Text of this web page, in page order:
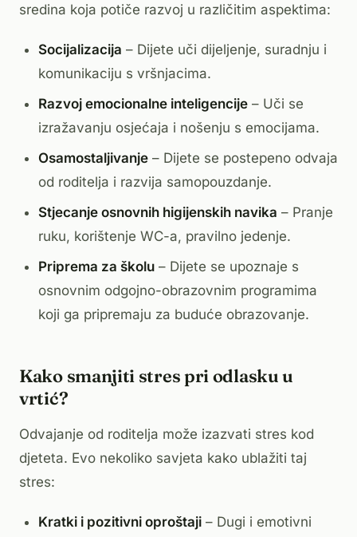
sredina koja potiče razvoj u različitim aspektima:
Socijalizacija – Dijete uči dijeljenje, suradnju i
komunikaciju s vršnjacima.
Razvoj emocionalne inteligencije – Uči se
izražavanju osjećaja i nošenju s emocijama.
Osamostaljivanje – Dijete se postepeno odvaja
od roditelja i razvija samopouzdanje.
Stjecanje osnovnih higijenskih navika – Pranje
ruku, korištenje WC-a, pravilno jedenje.
Priprema za školu – Dijete se upoznaje s
osnovnim odgojno-obrazovnim programima
koji ga pripremaju za buduće obrazovanje.
Kako smanjiti stres pri odlasku u
vrtić?
Odvajanje od roditelja može izazvati stres kod
djeteta. Evo nekoliko savjeta kako ublažiti taj
stres:
Kratki i pozitivni oproštaji – Dugi i emotivni